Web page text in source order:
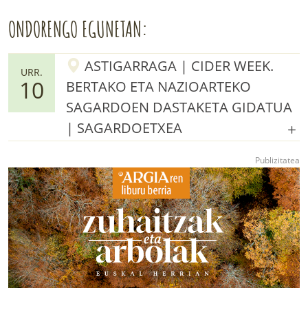
ONDORENGO EGUNETAN:
URR.
10
ASTIGARRAGA | CIDER WEEK.
BERTAKO ETA NAZIOARTEKO
SAGARDOEN DASTAKETA GIDATUA
| SAGARDOETXEA